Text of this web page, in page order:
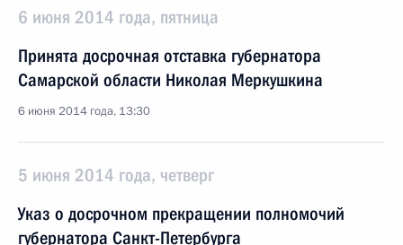
6 июня 2014 года, пятница
Принята досрочная отставка губернатора
Самарской области Николая Меркушкина
6 июня 2014 года, 13:30
5 июня 2014 года, четверг
Указ о досрочном прекращении полномочий
губернатора Санкт-Петербурга